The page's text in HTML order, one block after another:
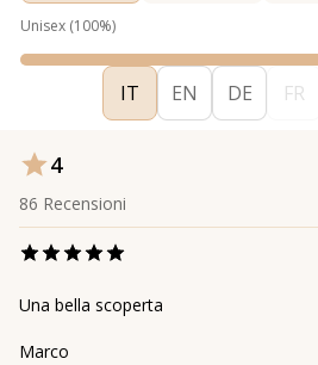
Unisex (100%)
IT EN DE FR
4
86 Recensioni
Una bella scoperta
Marco